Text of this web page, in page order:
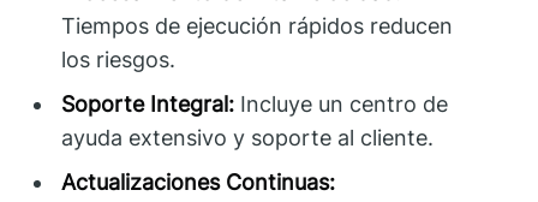
Tiempos de ejecución rápidos reducen
los riesgos.
Soporte Integral: Incluye un centro de
ayuda extensivo y soporte al cliente.
Actualizaciones Continuas: